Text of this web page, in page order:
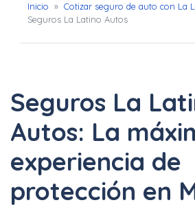
Noticias
Inicio » Cotizar seguro de auto con La
Seguros La Latino Autos
Seguros La
Autos: La
experiencia de
protección en